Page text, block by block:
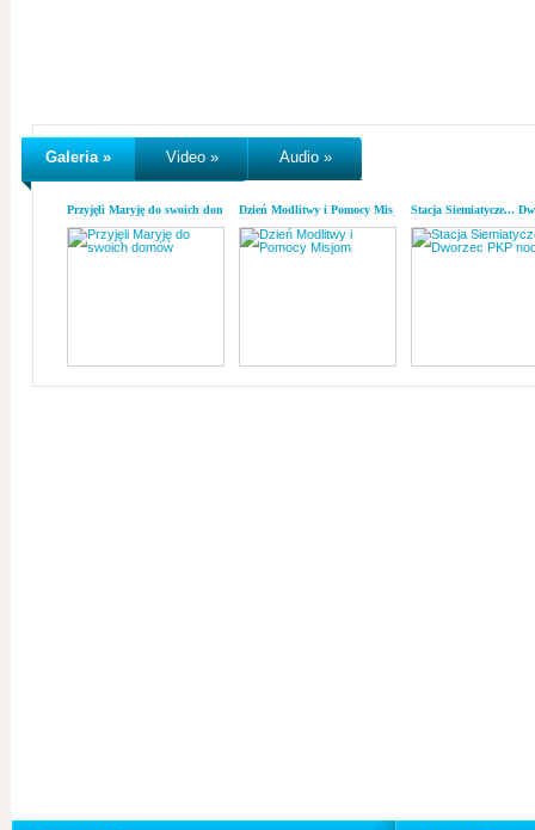
Galeria » Video » Audio »
Przyjęli Maryję do swoich domówDzień Modlitwy i Pomocy MisjomStacja Siemiatycze...